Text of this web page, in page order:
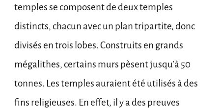
temples se composent de deux temples
distincts, chacun avec un plan tripartite, donc
divisés en trois lobes. Construits en grands
mégalithes, certains murs pèsent jusqu’à 50
tonnes. Les temples auraient été utilisés à des
fins religieuses. En effet, il y a des preuves